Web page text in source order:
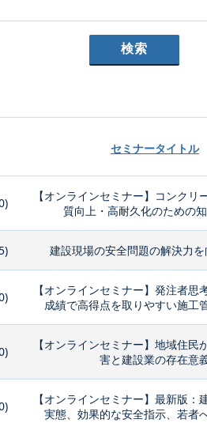
セミナータイトル
【オンラインセミナー】コンクリ
質向上・高耐久化のための
建設現場の安全問題の解決力
【オンラインセミナー】発注者思
成績で高得点を取りやすい施工
【オンラインセミナー】地域住民
害と建設業の存在意
【オンラインセミナー】最新版：
実態、効果的な安全指示、若者